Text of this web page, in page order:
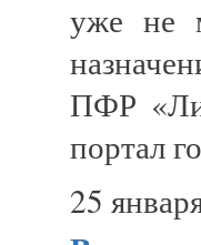
уже не
ПФР
портал
25